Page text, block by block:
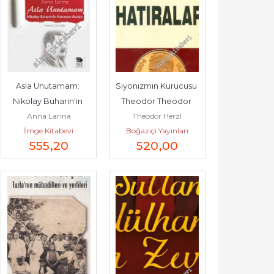
Asla Unutamam:
Nikolay Buharin'in
Karısının Anıları -
Anna Larina
İmge Kitabevi
555,20
Siyonizmin Kurucusu
Theodor Theodor
Herzl'in Hatıraları ve
Sultan...
Theodor Herzl
Boğaziçi Yayınları
520,00